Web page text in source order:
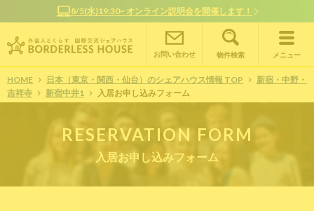
8/5(水)19:30~ オンライン説明会を開催します！
お問い合わせ 物件検索 メニュー
HOME 日本（東京・関西・仙台）のシェアハウス情報 TOP
新宿・中野・
吉祥寺
新宿中井1 入居お申し込みフォーム
RESERVATION FORM
入居お申し込みフォーム